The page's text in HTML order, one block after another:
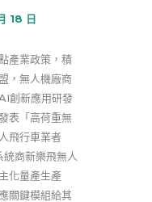
18 日
產業政策，積
，無人機廠商
創新應用研發
表「高荷重無
飛行車業者
商新樂飛無人
化量產生產
關鍵模組給其